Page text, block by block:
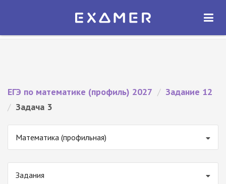
Экзамер — ЕГЭ 2027
ОТКРЫТЬ
ЕГЭ по математике (профиль) 2027 / Задание 12
/ Задача 3
Математика (профильная)
Задания